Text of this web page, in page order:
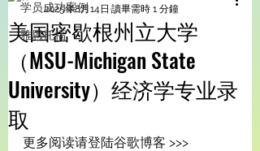
学员成功案例
雅思托福
美国密歇根州立大学
（MSU-Michigan State
University）经济学专业录
取
2025年8月14日 讀畢需時 1 分鐘
更多阅读请登陆谷歌博客 >>>